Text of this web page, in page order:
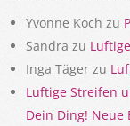
Yvonne Koch zu
Sandra zu
Inga Täger zu
Luftige Streifen
Dein Ding!